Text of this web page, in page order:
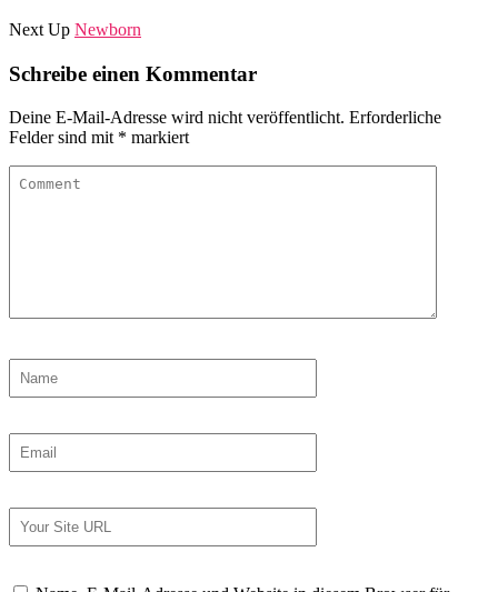
Next Up Newborn
Schreibe einen Kommentar
Deine E-Mail-Adresse wird nicht veröffentlicht. Erforderliche
Felder sind mit * markiert